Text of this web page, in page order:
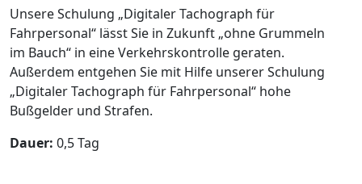
Unsere Schulung „Digitaler Tachograph für
Fahrpersonal“ lässt Sie in Zukunft „ohne Grummeln
im Bauch“ in eine Verkehrskontrolle geraten.
Außerdem entgehen Sie mit Hilfe unserer Schulung
„Digitaler Tachograph für Fahrpersonal“ hohe
Bußgelder und Strafen.
Dauer: 0,5 Tag